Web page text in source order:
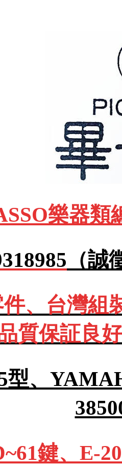
樂器
（
件、台灣
質保証良
型、
鍵、E-